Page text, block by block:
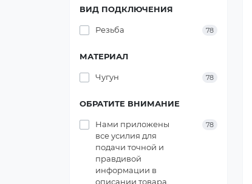
ВИД ПОДКЛЮЧЕНИЯ
Резьба 78
МАТЕРИАЛ
Чугун 78
ОБРАТИТЕ ВНИМАНИЕ
Нами приложены
все усилия для
подачи точной и
правдивой
информации в
описании товара.
78